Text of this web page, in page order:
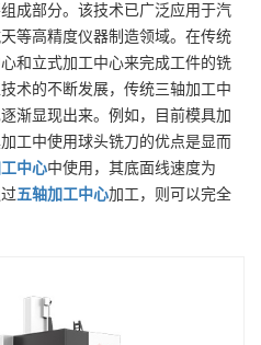
成部分。该技术已广泛应用于汽
等高精度仪器制造领域。在传统
和立式加工中心来完成工件的铣
术的不断发展，传统三轴加工中
渐显现出来。例如，目前模具加
工中使用球头铣刀的优点是显而
中心中使用，其底面线速度为
五轴加工中心加工，则可以完全